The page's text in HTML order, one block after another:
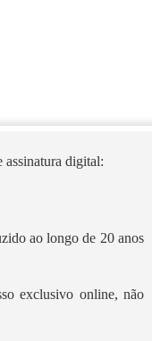
assinatura digital:
ao longo de 20 anos
exclusivo online, não